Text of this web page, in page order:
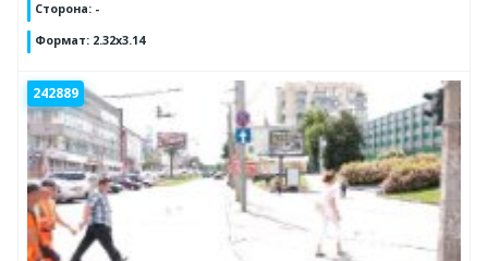
Сторона: -
Формат: 2.32x3.14
242889